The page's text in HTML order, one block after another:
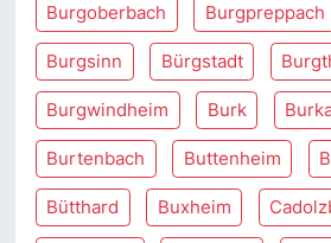
Burgoberbach Burgpreppach
Burgsinn Bürgstadt
Burgwindheim Burk
Burtenbach Buttenheim
Bütthard Buxheim